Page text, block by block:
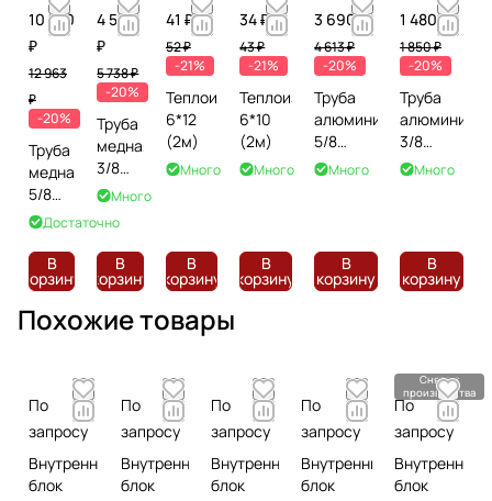
10 370
₽
12 963
₽
-20%
Труба
медная
5/8
(15м)
Достаточно
В
корзину
4 590
₽
5 738 ₽
-20%
Труба
медная
3/8
(15м)
Много
В
корзину
41 ₽
52 ₽
-21%
Теплоизоляция
6*12
(2м)
Много
В
корзину
34 ₽
43 ₽
-21%
Теплоизоляция
6*10
(2м)
Много
В
корзину
3 690 ₽
4 613 ₽
-20%
Труба
алюминиевая
5/8
(15м)
Много
В
корзину
1 480 ₽
1 850 ₽
-20%
Труба
3/8
(15м)
Много
В
корзину
Похожие товары
По
запросу
Внутренний
блок
По
запросу
Внутренний
блок
По
запросу
Внутренний
блок
По
запросу
Внутренний
блок
Снято с
производства
По
запросу
Внутренний
блок